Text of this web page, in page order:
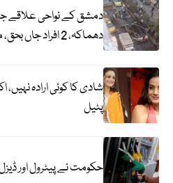
دمشق کے نواحی علاقے
دھماکہ، 2 افراد جاں بحق، متعدد زخمی
شادی کا کوئی ارادہ
پٹیل
حکومت نے پیٹرول اور